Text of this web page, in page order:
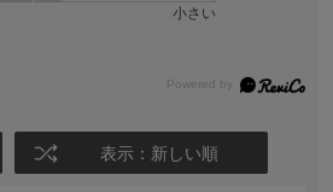
小さい
表示：新しい順